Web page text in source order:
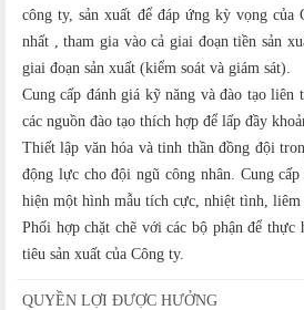
công ty, sản xuất để đáp ứng kỳ vọng của
nhất , tham gia vào cả giai đoạn tiền sản
giai đoạn sản xuất (kiểm soát và giám sát).
Cung cấp đánh giá kỹ năng và đào tạo liên
các nguồn đào tạo thích hợp để lấp đầy
Thiết lập văn hóa và tinh thần đồng đội
động lực cho đội ngũ công nhân. Cung
hiện một hình mẫu tích cực, nhiệt tình, liêm
Phối hợp chặt chẽ với các bộ phận để thực
tiêu sản xuất của Công ty.
QUYỀN LỢI ĐƯỢC HƯỞNG